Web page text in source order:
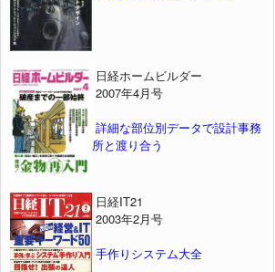
日経ホームビルダー
2007年4月号
詳細な部位別データで設計事務
所と渡り合う
日経IT21
2003年2月号
手作りシステム大全